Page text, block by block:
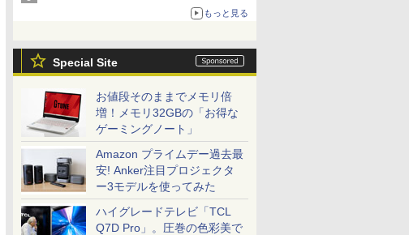
もっと見る
Special Site
お値段そのままでメモリ倍
増！メモリ32GBの「お得な
ゲーミングノート」
Amazon プライムデー過去最
安! Anker注目プロジェクタ
ー3モデルを使ってみた
ハイグレードテレビ「TCL
Q7D Pro」。圧巻の色彩美で